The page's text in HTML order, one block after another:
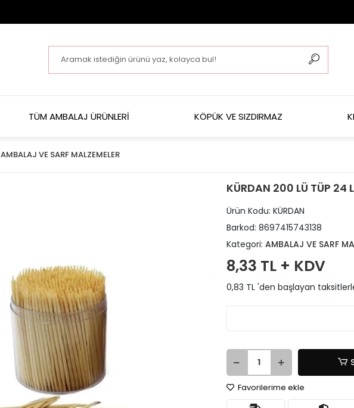
TÜM AMBALAJ ÜRÜNLERİ KÖPÜK VE SIZDIRMAZ
AMBALAJ VE SARF MALZEMELER
KÜRDAN 200 LÜ TÜP 24
Ürün Kodu: KÜRDAN
Barkod: 8697415743138
Kategori: AMBALAJ VE SARF
8,33 TL + KDV
0,83 TL 'den başlayan
Favorilerime ekle